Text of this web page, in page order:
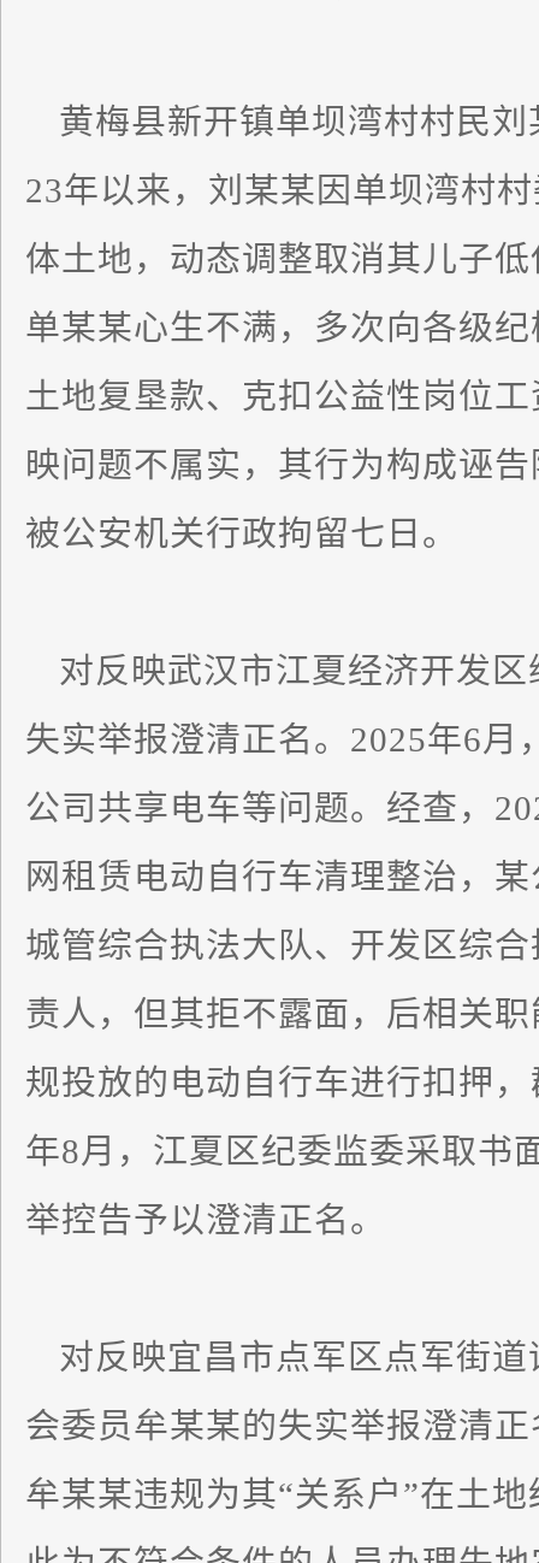
黄梅县新开镇单坝湾村村民
23年以来，刘某某因单坝湾村
体土地，动态调整取消其儿子
单某某心生不满，多次向各级
土地复垦款、克扣公益性岗位
映问题不属实，其行为构成诬
被公安机关行政拘留七日。
对反映武汉市江夏经济开发
失实举报澄清正名。2025年6月
公司共享电车等问题。经查，
网租赁电动自行车清理整治，
城管综合执法大队、开发区综
责人，但其拒不露面，后相关
规投放的电动自行车进行扣押
年8月，江夏区纪委监委采取书
举控告予以澄清正名。
对反映宜昌市点军区点军街
会委员牟某某的失实举报澄清
牟某某违规为其“关系户”在土